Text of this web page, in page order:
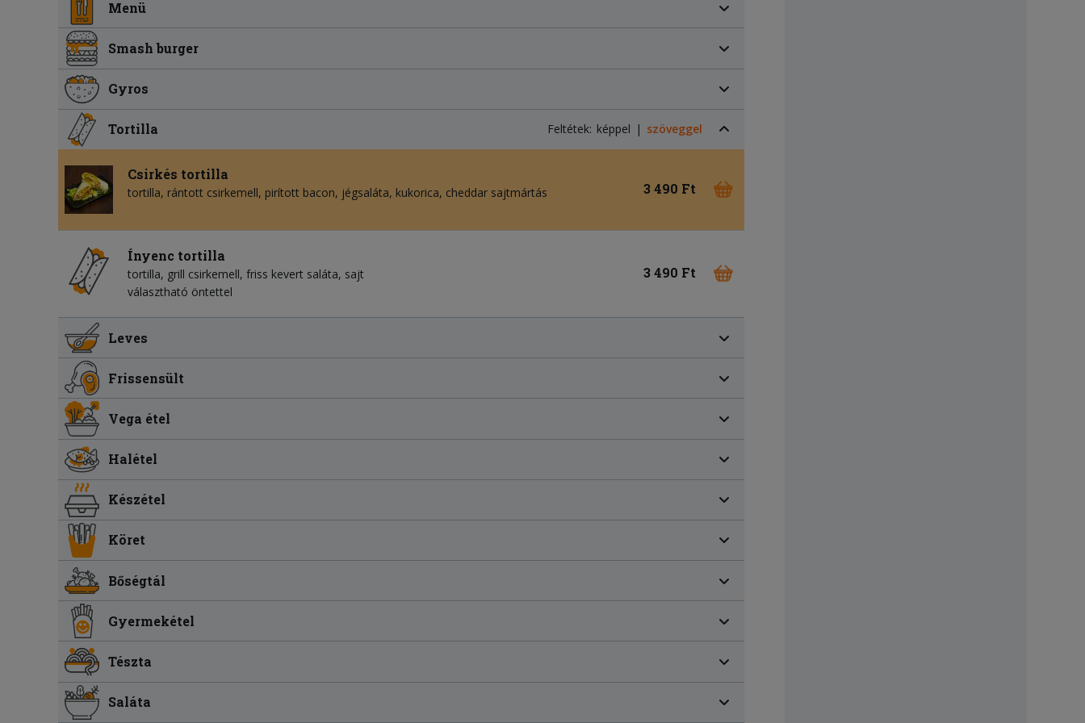
Menü
Smash burger
Gyros
Tortilla Feltétek: képpel szöveggel
Csirkés tortilla
tortilla rántott csirkemell pirított bacon jégsaláta kukorica cheddar sajtmártás 3 490 Ft
Ínyenc tortilla
tortilla grill csirkemell friss kevert saláta sajt
választható öntettel
3 490 Ft
Leves
Frissensült
Vega étel
Halétel
Készétel
Köret
Bőségtál
Gyermekétel
Tészta
Saláta